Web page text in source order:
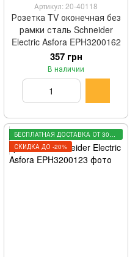
Артикул: 20-40118
Розетка TV оконечная без
рамки сталь Schneider
Electric Asfora EPH3200162
357 грн
В наличии
БЕСПЛАТНАЯ ДОСТАВКА ОТ 3000 ГРН
СКИДКА ДО -20%